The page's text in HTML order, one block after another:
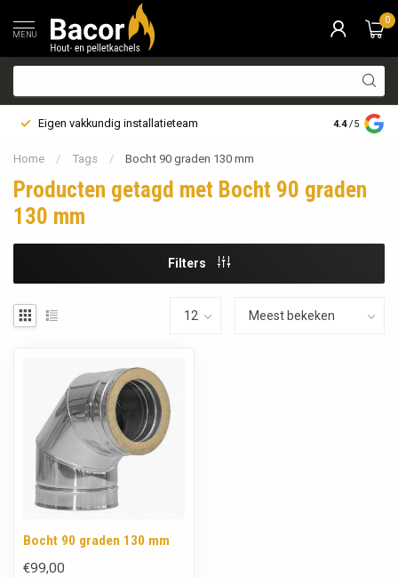
MENU
0
Eigen vakkundig installatieteam Bezorging
4.4 /5
Home / Tags / Bocht 90 graden 130 mm
Producten getagd met Bocht 90 graden
130 mm
Filters
Bocht 90 graden 130 mm
€99,00